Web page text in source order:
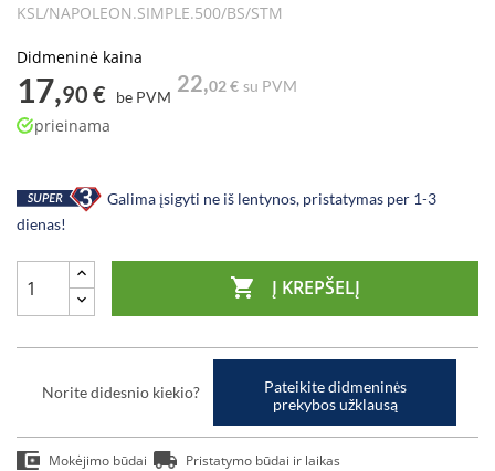
KSL/NAPOLEON.SIMPLE.500/BS/STM
Didmeninė kaina
17,90 € be PVM
22,02 € su PVM
prieinama
Galima įsigyti ne iš lentynos, pristatymas per 1-3
dienas!
 Į KREPŠELĮ
Norite didesnio kiekio?
Pateikite didmeninės
prekybos užklausą
Mokėjimo būdai Pristatymo būdai ir laikas